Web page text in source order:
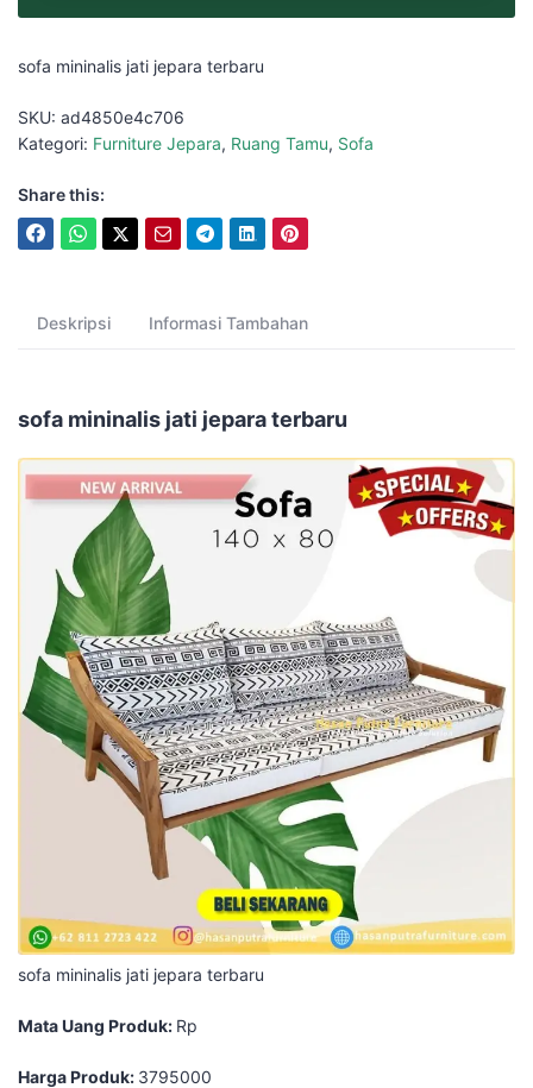
sofa mininalis jati jepara terbaru
SKU: ad4850e4c706
Kategori: Furniture Jepara, Ruang Tamu, Sofa
Share this:
Deskripsi Informasi Tambahan
sofa mininalis jati jepara terbaru
sofa mininalis jati jepara terbaru
Mata Uang Produk: Rp
Harga Produk: 3795000